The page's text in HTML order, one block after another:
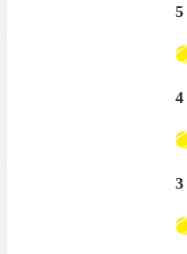
5
4
3